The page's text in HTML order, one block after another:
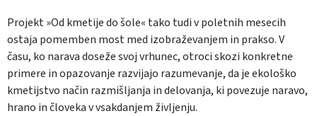
Projekt »Od kmetije do šole« tako tudi v poletnih mesecih
ostaja pomemben most med izobraževanjem in prakso. V
času, ko narava doseže svoj vrhunec, otroci skozi konkretne
primere in opazovanje razvijajo razumevanje, da je ekološko
kmetijstvo način razmišljanja in delovanja, ki povezuje naravo,
hrano in človeka v vsakdanjem življenju.